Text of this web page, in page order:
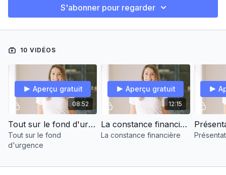
S'abonner pour regarder
10 VIDÉOS
08:52
Aperçu gratuit
Tout sur le fond d'urgence
Tout sur le fond
d'urgence
12:15
Aperçu gratuit
La constance financière
La constance financière